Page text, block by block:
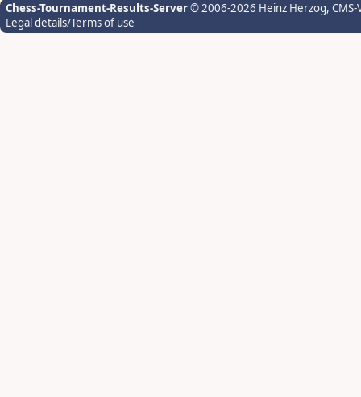
Chess-Tournament-Results-Server© 2006-2026 Heinz Herzog,
Legal details/Terms of use